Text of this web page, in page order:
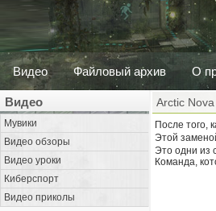
Видео Файловый архив О
Видео
Мувики
Видео обзоры
Видео уроки
Киберспорт
Видео приколы
Arctic
После того,
Этой
Это одни из
Команда,